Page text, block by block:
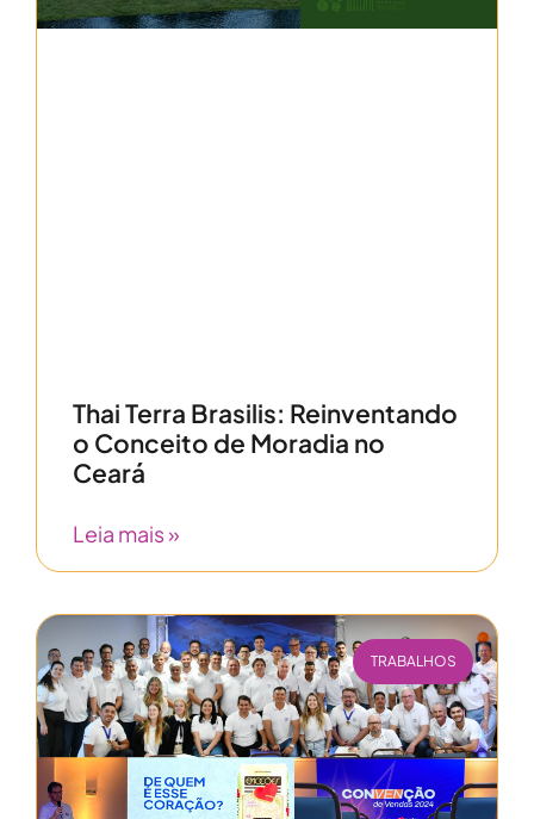
Thai Terra Brasilis: Reinventando
o Conceito de Moradia no
Ceará
Leia mais »
TRABALHOS